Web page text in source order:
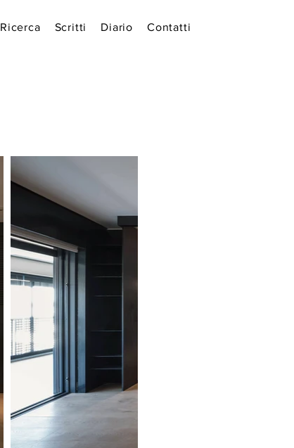
Ricerca Scritti Diario Contatti